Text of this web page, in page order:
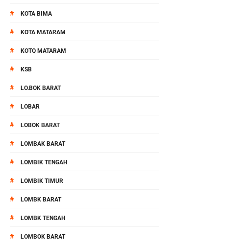
# KOTA BIMA
# KOTA MATARAM
# KOTQ MATARAM
# KSB
# LO.BOK BARAT
# LOBAR
# LOBOK BARAT
# LOMBAK BARAT
# LOMBIK TENGAH
# LOMBIK TIMUR
# LOMBK BARAT
# LOMBK TENGAH
# LOMBOK BARAT